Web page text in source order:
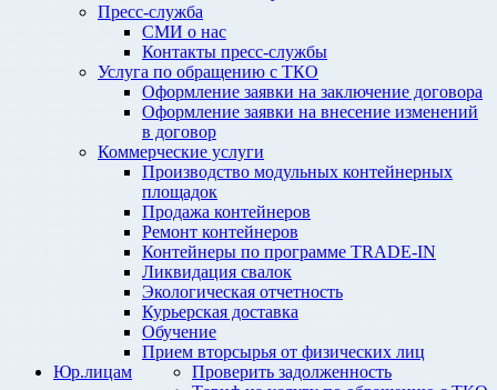
Пресс-служба
СМИ о нас
Контакты пресс-службы
Услуга по обращению с ТКО
Оформление заявки на заключение договора
Оформление заявки на внесение изменений
в договор
Коммерческие услуги
Производство модульных контейнерных
площадок
Продажа контейнеров
Ремонт контейнеров
Контейнеры по программе TRADE-IN
Ликвидация свалок
Экологическая отчетность
Курьерская доставка
Обучение
Прием вторсырья от физических лиц
Проверить задолженность
Юр.лицам